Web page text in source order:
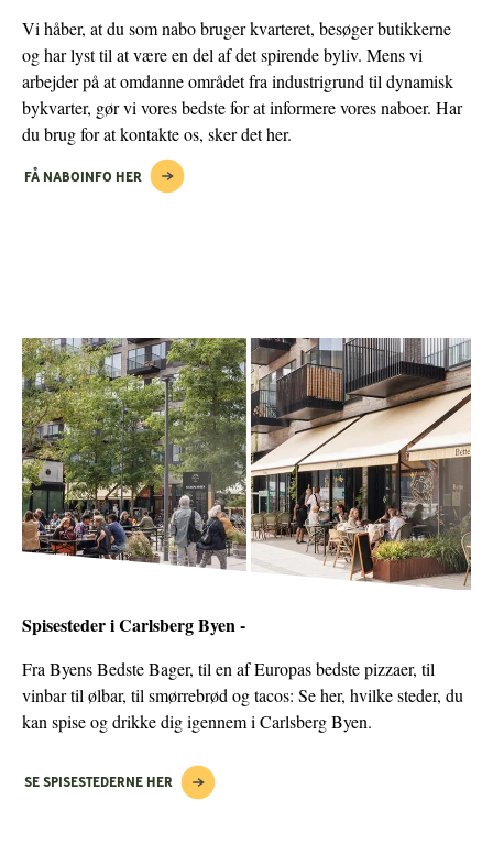
Vi håber, at du som nabo bruger kvarteret, besøger butikkerne
og har lyst til at være en del af det spirende byliv. Mens vi
arbejder på at omdanne området fra industrigrund til dynamisk
bykvarter, gør vi vores bedste for at informere vores naboer. Har
du brug for at kontakte os, sker det her.
FÅ NABOINFO HER
Spisesteder i Carlsberg Byen -
Fra Byens Bedste Bager, til en af Europas bedste pizzaer, til
vinbar til ølbar, til smørrebrød og tacos: Se her, hvilke steder, du
kan spise og drikke dig igennem i Carlsberg Byen.
SE SPISESTEDERNE HER